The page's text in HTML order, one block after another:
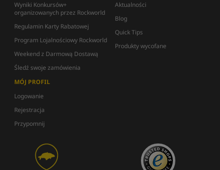
Wyniki Konkursów+
organizowanych przez Rockworld
Regulamin Karty Rabatowej
Program Lojalnościowy Rockworld
Weekend z Darmową Dostawą
Śledź swoje zamówienia
Aktualności
Blog
Quick Tips
Produkty wycofane
MÓJ PROFIL
Logowanie
Rejestracja
Przypomnij